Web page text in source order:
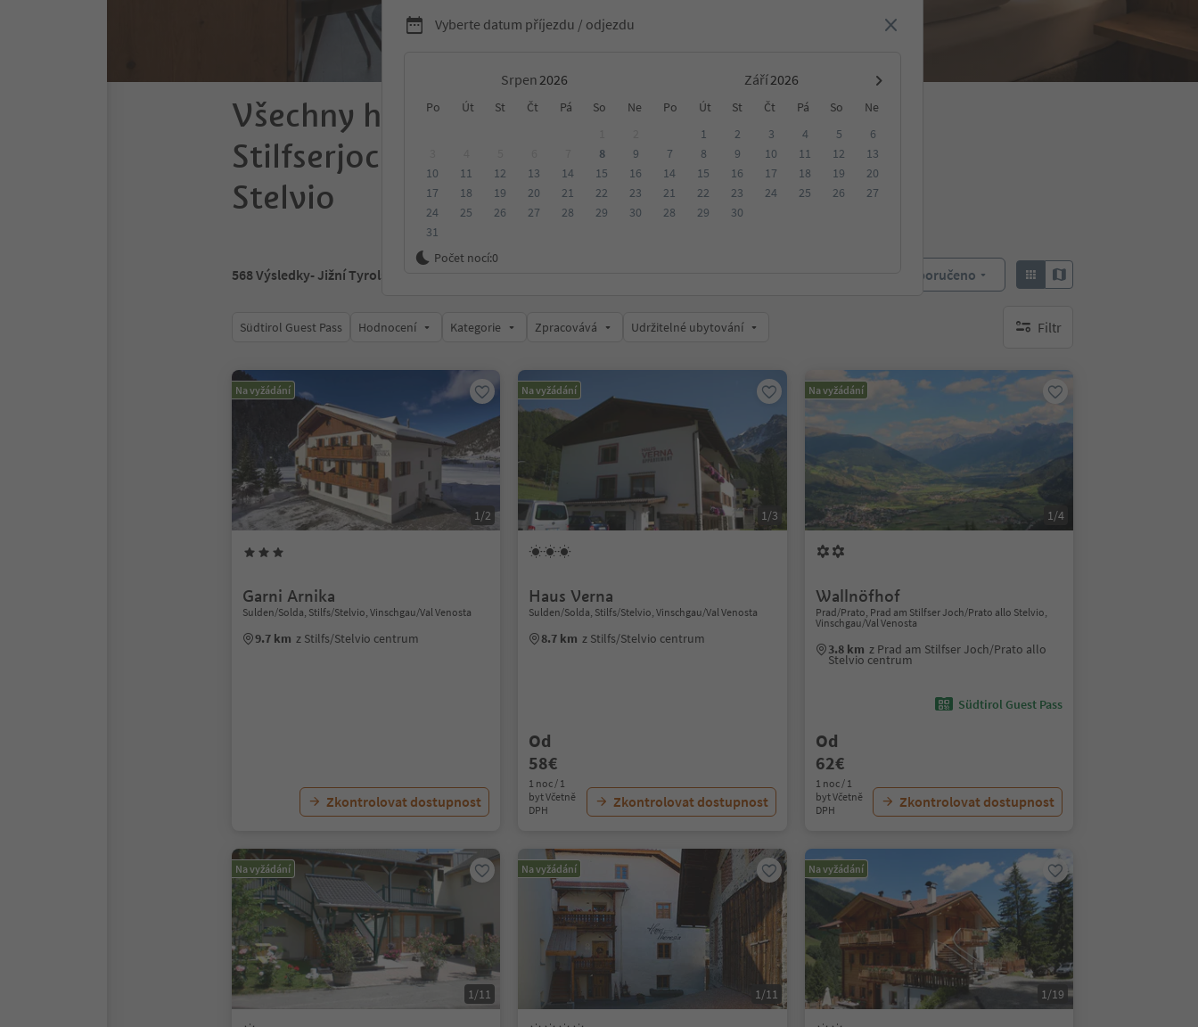
Vyberte datum příjezdu / odjezdu
Srpen Září
Po Út St Čt Pá So Ne Po Út St Čt Pá So
Ne
8
9
10
11 12 13 14 15
16
17
18 19 20 21 22
23
24
25 26 27 28 29
30
31
1 2 3 4 5
6
7
8 9 10 11 12
13
14
15 16 17 18 19
20
21
22 23 24 25 26
27
28
29 30
Počet nocí:0
Všechny horské chaty v Nationalpark
Stilfserjoch/Parco Nazionale dello
Stelvio
568Výsledky- Jižní Tyrolsko Doporučeno
Südtirol Guest Pass Hodnocení Kategorie Zpracovává Udržitelné ubytování Filtr
brak aktywnych filtrów
Na vyžádání
1/2
Garni Arnika
Sulden/Solda, Stilfs/Stelvio, Vinschgau/Val Venosta
9.7 km z Stilfs/Stelvio centrum
Zkontrolovat dostupnost
Na vyžádání
1/3
Haus Verna
Sulden/Solda, Stilfs/Stelvio, Vinschgau/Val Venosta
8.7 km z Stilfs/Stelvio centrum
Od
58€
1 noc / 1
byt Včetně
DPH
Zkontrolovat dostupnost
Na vyžádání
1/4
Wallnöfhof
Prad/Prato, Prad am Stilfser Joch/Prato allo Stelvio,
Vinschgau/Val Venosta
3.8 km z Prad am Stilfser Joch/Prato allo
Stelvio centrum
Südtirol Guest Pass
Od
62€
1 noc / 1
byt Včetně
DPH
Zkontrolovat dostupnost
Na vyžádání
1/11
Na vyžádání
1/11
Na vyžádání
1/19